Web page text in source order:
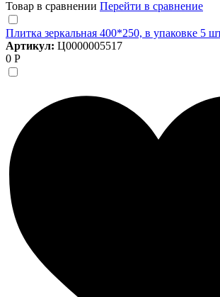
Товар в сравнении Перейти в сравнение
Плитка зеркальная 400*250, в упаковке 5
Артикул: Ц0000005517
0 Р